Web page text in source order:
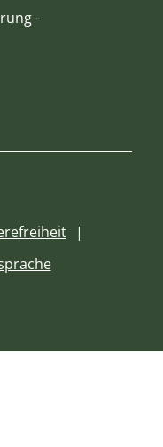
-